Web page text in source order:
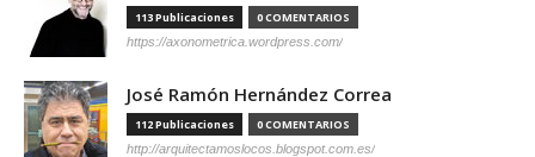
113 Publicaciones 0 COMENTARIOS
https://axonometrica.wordpress.com/
José Ramón Hernández Correa
112 Publicaciones 0 COMENTARIOS
http://arquitectamoslocos.blogspot.com.es/